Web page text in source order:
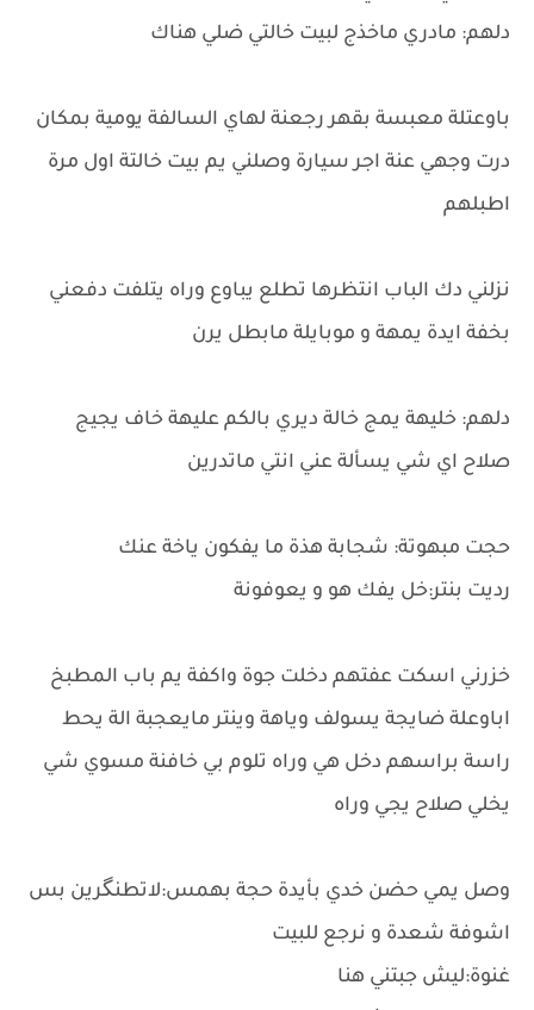
دلهم: مادري ماخذج لبيت خالتي ضلي هناك
باوعتلة معبسة بقهر رجعنة لهاي السالفة يومية بمكان
درت وجهي عنة اجر سيارة وصلني يم بيت خالتة اول مرة
اطبلهم
نزلني دك الباب انتظرها تطلع يباوع وراه يتلفت دفعني
بخفة ايدة يمهة و موبايلة مابطل يرن
دلهم: خليهة يمج خالة ديري بالكم عليهة خاف يجيج
صلاح اي شي يسألة عني انتي ماتدرين
حجت مبهوتة: شجابة هذة ما يفكون ياخة عنك
رديت بنتر:خل يفك هو و يعوفونة
خزرني اسكت عفتهم دخلت جوة واكفة يم باب المطبخ
اباوعلة ضايجة يسولف وياهة وينتر مايعجبة الة يحط
راسة براسهم دخل هي وراه تلوم بي خافنة مسوي شي
يخلي صلاح يجي وراه
وصل يمي حضن خدي بأيدة حجة بهمس:لاتطنگرين بس
اشوفة شعدة و نرجع للبيت
غنوة:ليش جبتني هنا